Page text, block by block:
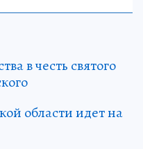
в честь святого
области идет на